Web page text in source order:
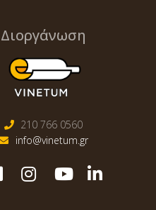
Διοργάνωση
210 766 0560
info@vinetum.gr